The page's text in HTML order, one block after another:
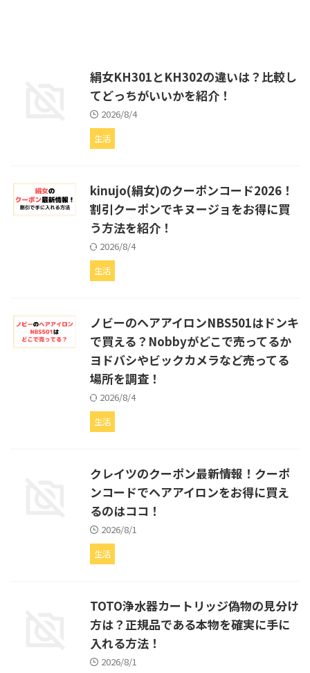
絹女KH301とKH302の違いは？比較し
てどっちがいいかを紹介！
2026/8/4
生活
kinujo(絹女)のクーポンコード2026！
割引クーポンでキヌージョをお得に買
う方法を紹介！
2026/8/4
生活
ノビーのヘアアイロンNBS501はドンキ
で買える？Nobbyがどこで売ってるか
ヨドバシやビックカメラなど売ってる
場所を調査！
2026/8/4
生活
クレイツのクーポン最新情報！クーポ
ンコードでヘアアイロンをお得に買え
るのはココ！
2026/8/1
生活
TOTO浄水器カートリッジ偽物の見分け
方は？正規品である本物を確実に手に
入れる方法！
2026/8/1